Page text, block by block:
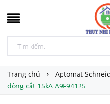
Trang chủ Aptomat
dòng cắt 15kA A9F94125